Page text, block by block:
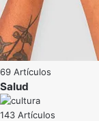
69 Artículos
Salud
143 Artículos